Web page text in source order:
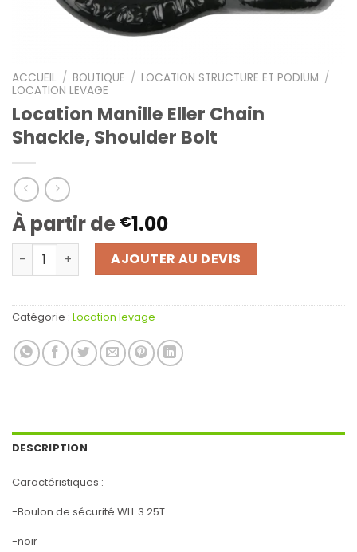
ACCUEIL / BOUTIQUE / LOCATION STRUCTURE ET PODIUM /
LOCATION LEVAGE
Location Manille Eller Chain
Shackle, Shoulder Bolt
À partir de €1.00
quantité de Location Manille Eller Chain Shackle,
AJOUTER AU DEVIS
Catégorie : Location levage
DESCRIPTION
Caractéristiques :
-Boulon de sécurité WLL 3.25T
-noir